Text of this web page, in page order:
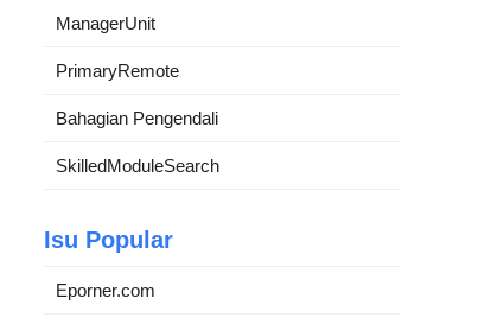
ManagerUnit
PrimaryRemote
Bahagian Pengendali
SkilledModuleSearch
Isu Popular
Eporner.com